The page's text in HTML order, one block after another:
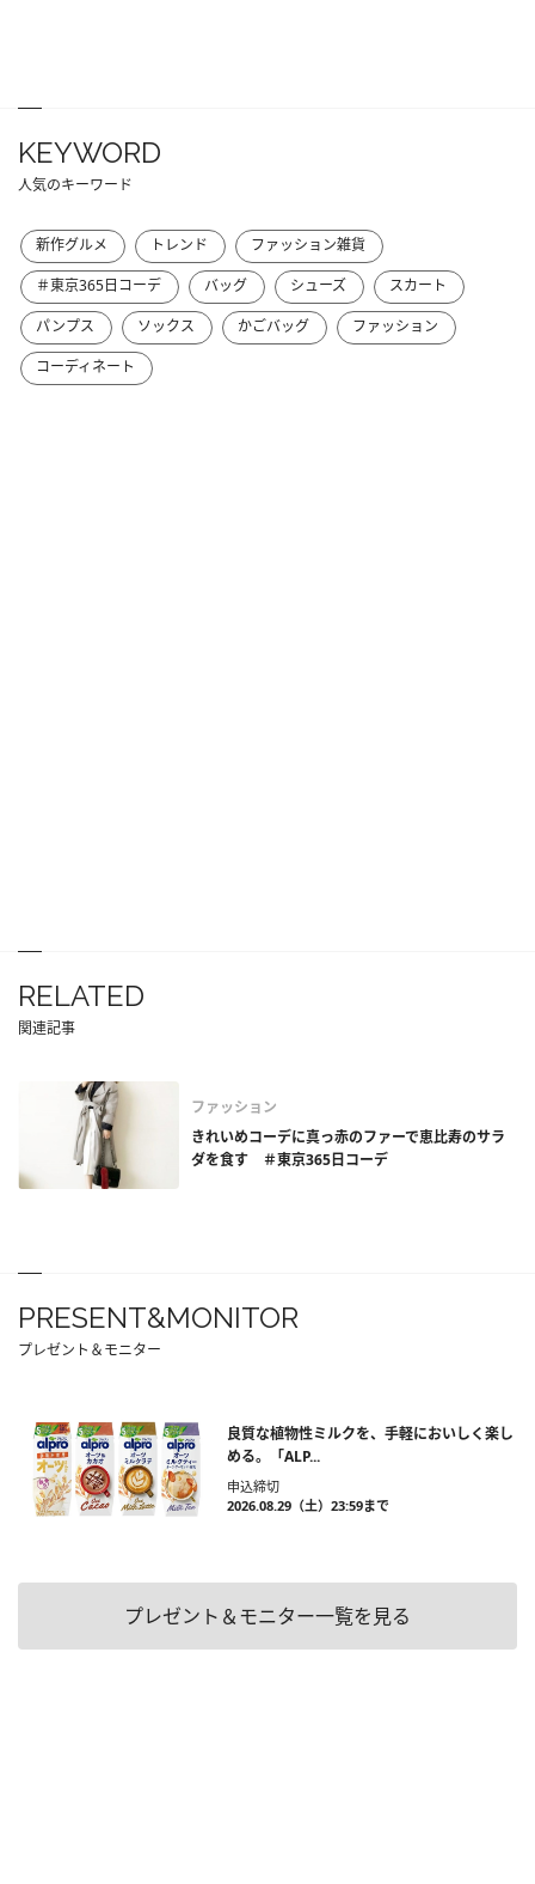
KEYWORD
人気のキーワード
新作グルメ トレンド
ファッション雑貨
＃東京365日コーデ
バッグ シューズ
スカート
パンプス
ソックス かごバッグ
ファッション
コーディネート
RELATED
関連記事
ファッション
きれいめコーデに真っ赤のファーで恵比寿のサラ
ダを食す ＃東京365日コーデ
PRESENT&MONITOR
プレゼント＆モニター
良質な植物性ミルクを、手軽においしく楽し
める。「ALP...
申込締切
2026.08.29（土）23:59まで
プレゼント＆モニター一覧を見る